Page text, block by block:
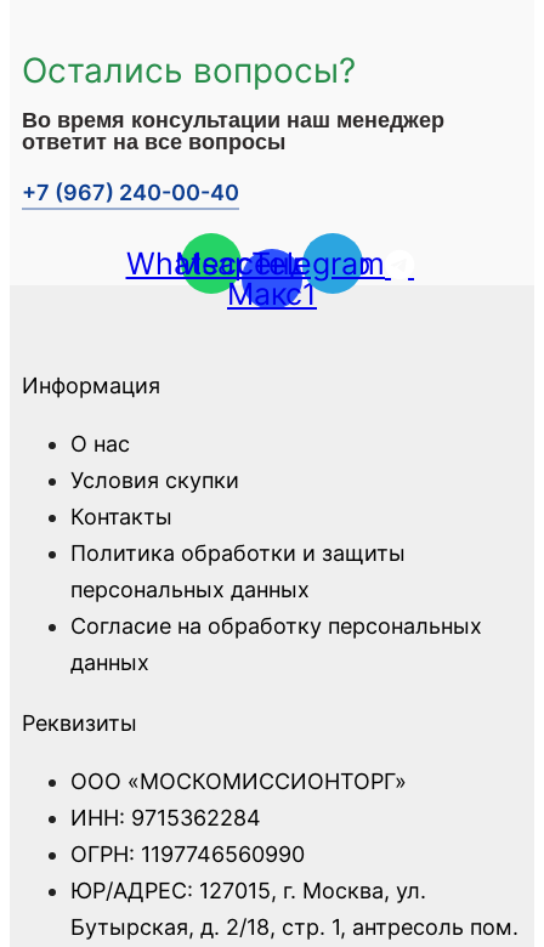
Остались вопросы?
Во время консультации наш менеджер
ответит на все вопросы
+7 (967) 240-00-40
Whatsapp
Мессенджер
Макс1
Telegram
Информация
О нас
Условия скупки
Контакты
Политика обработки и защиты
персональных данных
Согласие на обработку персональных
данных
Реквизиты
ООО «МОСКОМИССИОНТОРГ»
ИНН: 9715362284
ОГРН: 1197746560990
ЮР/АДРЕС: 127015, г. Москва, ул.
Бутырская, д. 2/18, стр. 1, антресоль пом.